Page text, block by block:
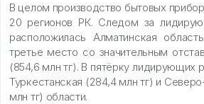
В целом производство бытовых
20 регионов РК. Следом за
расположилась Алматинская
третье место со значительным
(854,6 млн тг). В пятёрку лидирующих
Туркестанская (284,4 млн тг) и
млн тг) области.